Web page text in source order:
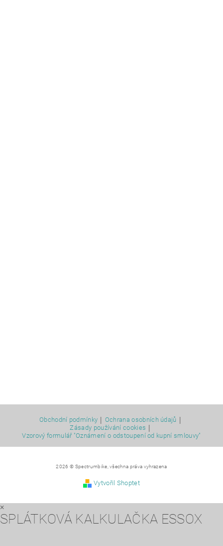
Obchodní podmínky | Ochrana osobních údajů |
Zásady používání cookies |
Vzorový formulář "Oznámení o odstoupení od kupní smlouvy"
2026 © Spectrumbike, všechna práva vyhrazena
Vytvořil Shoptet
×
SPLÁTKOVÁ KALKULAČKA ESSOX